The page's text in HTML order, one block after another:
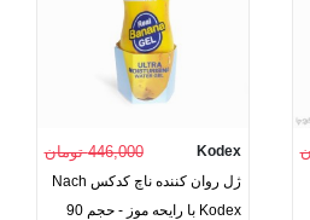
Kodex 446,000 تومان
ژل روان کننده ناچ کدکس Nach
Kodex با رایحه موز - حجم 90